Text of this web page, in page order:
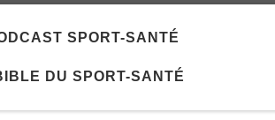
SPORT-SANTÉ
DU SPORT-SANTÉ